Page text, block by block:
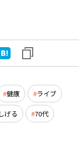
健康 ライブ
げる 70代